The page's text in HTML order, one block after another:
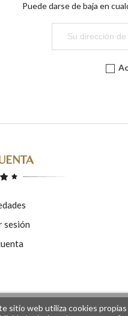
Puede darse de baja en
sesión
sitio web utiliza cookies